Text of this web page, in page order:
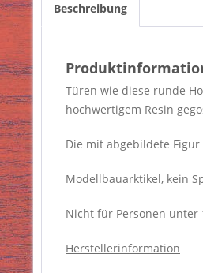
Beschreibung
Türen wie diese runde
hochwertigem Resin
Die mit abgebildete
Modellbauarktikel, kein
Nicht für Personen unter
Herstellerinformation